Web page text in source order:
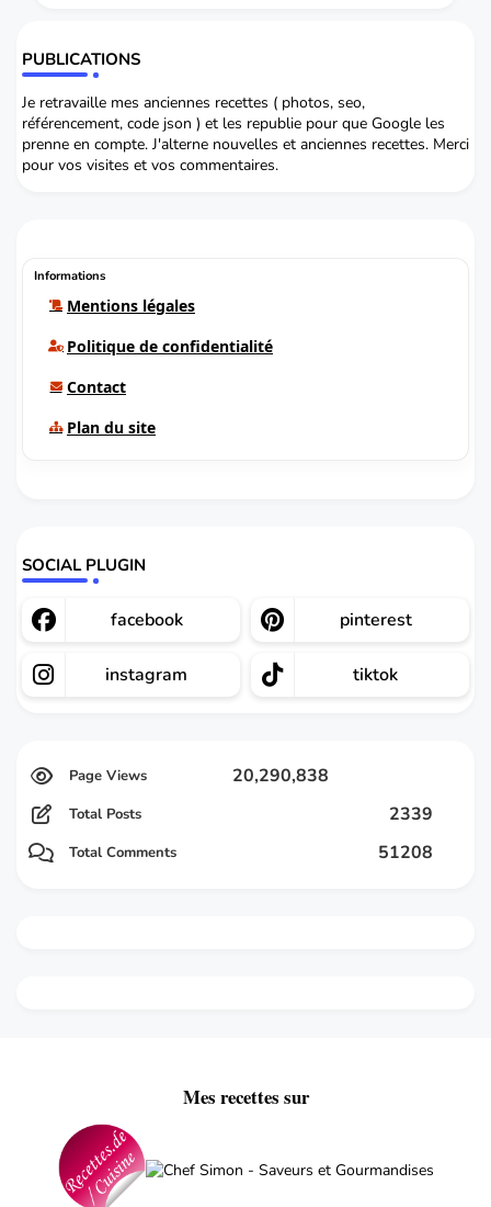
PUBLICATIONS
Je retravaille mes anciennes recettes ( photos, seo,
référencement, code json ) et les republie pour que Google les
prenne en compte. J'alterne nouvelles et anciennes recettes. Merci
pour vos visites et vos commentaires.
Informations
Mentions légales
Politique de confidentialité
Contact
Plan du site
SOCIAL PLUGIN
facebook pinterest
instagram tiktok
20,290,838
Total Posts 2339
Total Comments 51208
Mes recettes sur